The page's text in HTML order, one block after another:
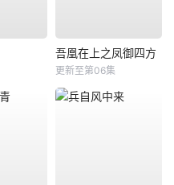
吾凰在上之凤御四方
更新至第06集